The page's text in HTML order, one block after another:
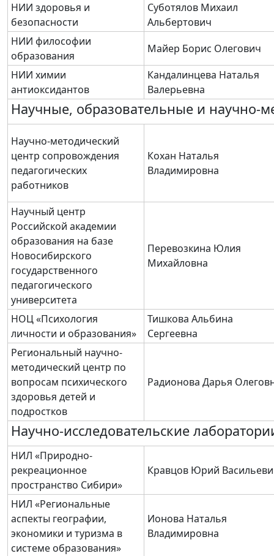
НИИ здоровья и
безопасности
Суботялов Михаил
Альбертович
НИИ философии
образования
Майер Борис Олегович
НИИ химии
антиоксидантов
Кандалинцева Наталья
Валерьевна
Научные, образовательные и научно-
Научно-методический
центр сопровождения
педагогических
работников
Кохан Наталья
Владимировна
Научный центр
Российской академии
образования на базе
Новосибирского
государственного
педагогического
университета
Перевозкина Юлия
Михайловна
НОЦ «Психология
личности и образования»
Тишкова Альбина
Сергеевна
Региональный научно-
методический центр по
вопросам психического
здоровья детей и
подростков
Радионова Дарья
Научно-исследовательские
НИЛ «Природно-
рекреационное
пространство Сибири»
Кравцов Юрий
НИЛ «Региональные
аспекты географии,
экономики и туризма в
системе образования»
Ионова Наталья
Владимировна